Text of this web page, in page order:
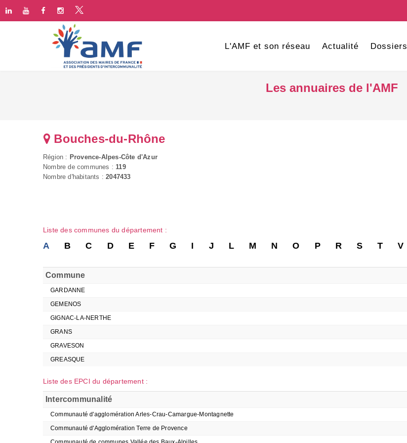
L'AMF et son réseau Actualité Dossiers
Les annuaires de l'AMF
Bouches-du-Rhône
Région : Provence-Alpes-Côte d'Azur
Nombre de communes :119
Nombre d'habitants :2047433
Liste des communes du département :
A B C D E F G I J L M N O P R S T V
Commune
GARDANNE
GEMENOS
GIGNAC-LA-NERTHE
GRANS
GRAVESON
GREASQUE
Liste des EPCI du département :
Intercommunalité
Communauté d'agglomération Arles-Crau-Camargue-Montagnette
Communauté d'Agglomération Terre de Provence